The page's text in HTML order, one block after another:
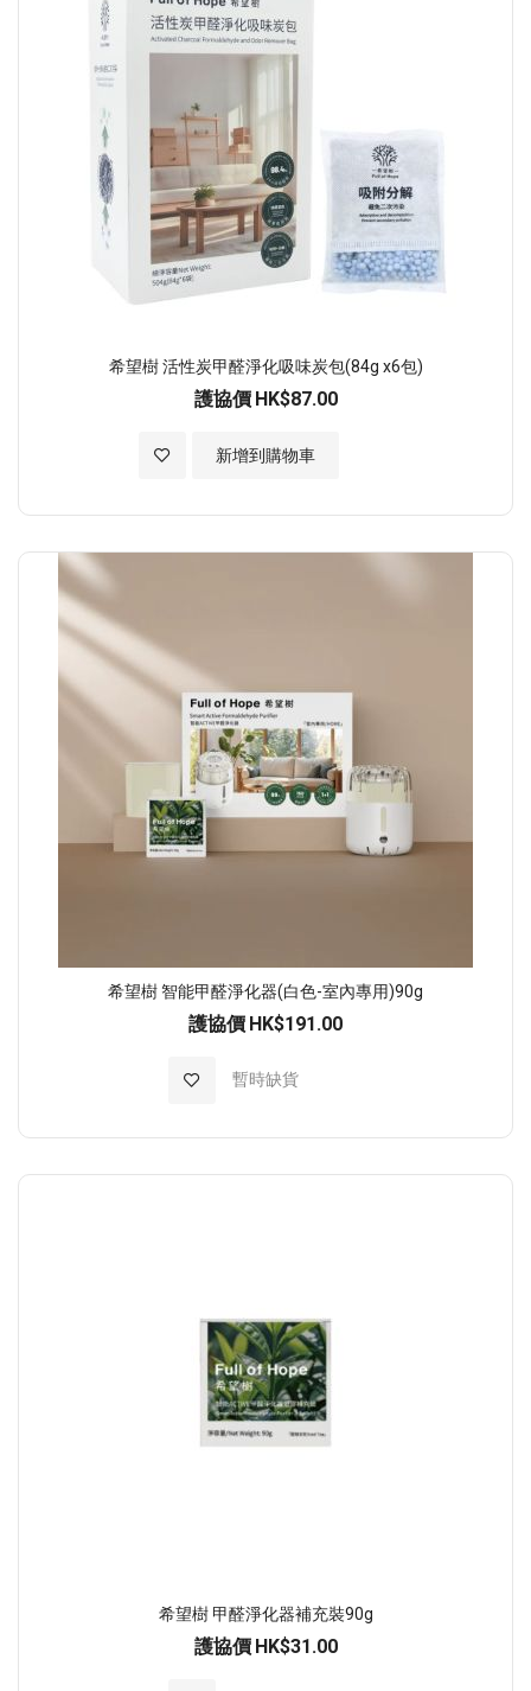
希望樹 活性炭甲醛淨化吸味炭包(84g x6包)
護協價 HK$87.00
新增到購物車
加入至願望清單
希望樹 智能甲醛淨化器(白色-室內專用)90g
護協價 HK$191.00
暫時缺貨
加入至願望清單
希望樹 甲醛淨化器補充裝90g
護協價 HK$31.00